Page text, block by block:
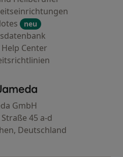
neu
Help Center
Jameda - Startseite
GmbH
45 a-d
Deutschland